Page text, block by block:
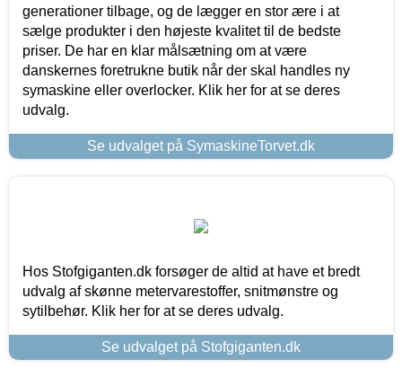
generationer tilbage, og de lægger en stor ære i at
sælge produkter i den højeste kvalitet til de bedste
priser. De har en klar målsætning om at være
danskernes foretrukne butik når der skal handles ny
symaskine eller overlocker. Klik her for at se deres
udvalg.
Se udvalget på SymaskineTorvet.dk
Hos Stofgiganten.dk forsøger de altid at have et bredt
udvalg af skønne metervarestoffer, snitmønstre og
sytilbehør. Klik her for at se deres udvalg.
Se udvalget på Stofgiganten.dk